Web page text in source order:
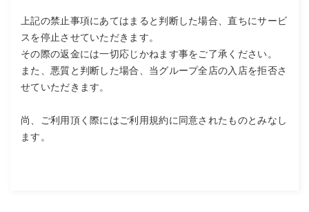
上記の禁止事項にあてはまると判断した場合、直ちにサービ
スを停止させていただきます。
その際の返金には一切応じかねます事をご了承ください。
また、悪質と判断した場合、当グループ全店の入店を拒否さ
せていただきます。
尚、ご利用頂く際にはご利用規約に同意されたものとみなし
ます。